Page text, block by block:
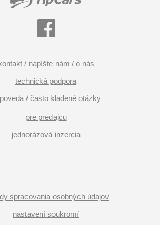
/ napíšte nám / o nás
technická podpora
/ často kladené otázky
pre predajcu
jednorázová inzercia
spracovania osobných údajov
nastavení soukromí